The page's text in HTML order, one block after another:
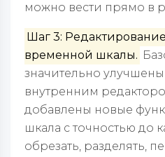
можно вести прямо в
Шаг 3:
временной шкалы.
значительно
внутренним
добавлены новые
шкала с точностью до
обрезать, разделять,